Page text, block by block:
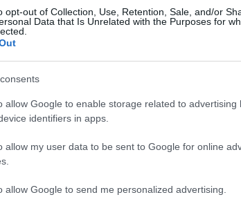
opt-out of Collection, Use, Retention, Sale, and/or
Data that Is Unrelated with the Purposes for
allow Google to enable storage related to advertising
identifiers in apps.
allow my user data to be sent to Google for online
allow Google to send me personalized advertising.
του αναβληθέντα αγώνα με τον
στο αντίστοιχο της Κομοτηνής!